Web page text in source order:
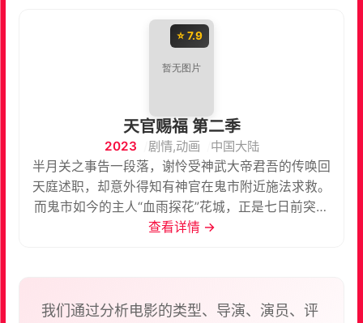
⭐ 7.9
天官赐福 第二季
2023 剧情,动画
中国大陆
半月关之事告一段落，谢怜受神武大帝君吾的传唤回
天庭述职，却意外得知有神官在鬼市附近施法求救。
而鬼市如今的主人“血雨探花”花城，正是七日前突然
辞别的红衣少年三郎。此事疑点重重，谢怜自愿请
查看详情 →
我们通过分析电影的类型、导演、演员、评